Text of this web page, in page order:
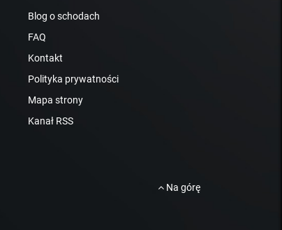
Blog o schodach
FAQ
Kontakt
Polityka prywatności
Mapa strony
Kanał RSS
Na górę